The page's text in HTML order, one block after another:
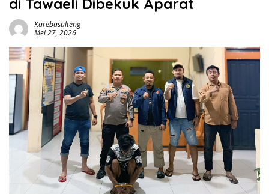
di Tawaeli Dibekuk Aparat
Karebasulteng
Mei 27, 2026